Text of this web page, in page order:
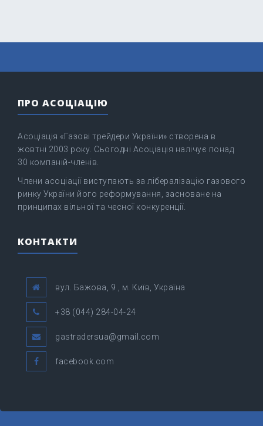
ПРО АСОЦІАЦІЮ
Асоціація «Газові трейдери України» створена в
жовтні 2003 року. Сьогодні Асоціація налічує понад
30 компаній-членів.
Члени асоціації виступають за лібералізацію газового
ринку України його реформування, засноване на
принципах вільної та чесної конкуренції.
КОНТАКТИ
вул. Бажова, 9 , м. Київ, Україна
+38 (044) 284-04-24
gastradersua@gmail.com
facebook.com